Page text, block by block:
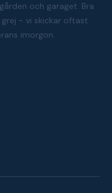
och garaget. Bra
grej - vi skickar oftast
imorgon.